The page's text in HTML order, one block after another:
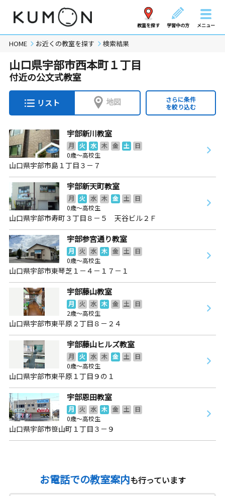
教室を探す 学習中の方 メニュー
HOME お近くの教室を探す 検索結果
山口県宇部市西本町１丁目
付近の公文式教室
リスト 地図
さらに条件
を絞り込む
宇部新川教室
月 火 水 木 金 土
日
0歳～高校生
山口県宇部市島１丁目３－７
宇部新天町教室
月 火 水 木 金 土
日
0歳～高校生
山口県宇部市寿町３丁目８－５ 天谷ビル２Ｆ
宇部参宮通り教室
月 火 水 木 金 土
日
0歳～高校生
山口県宇部市東琴芝１－４－１７－１
宇部藤山教室
月 火 水 木 金 土
日
2歳～高校生
山口県宇部市東平原２丁目８－２４
宇部藤山ヒルズ教室
月 火 水 木 金 土
日
0歳～高校生
山口県宇部市東平原１丁目９の１
宇部恩田教室
月 火 水 木 金 土
日
0歳～高校生
山口県宇部市笹山町１丁目３－９
お電話での教室案内も行っています